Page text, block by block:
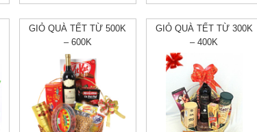
GIỎ QUÀ TẾT TỪ 500K
– 600K
GIỎ QUÀ TẾT TỪ 300K
– 400K